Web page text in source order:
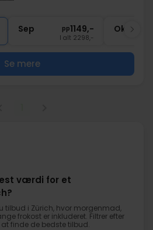
og fitness
Sep pp1149,-
I alt 2298,-
Okt
Se mere
værdi for et
tilbud i Zürich, hvor morgenmad,
frokost er inkluderet. Filtrer efter
finde de bedste tilbud.